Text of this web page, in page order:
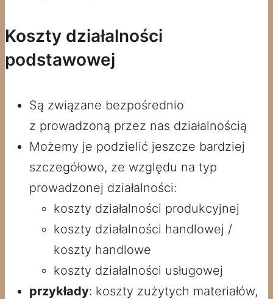
Koszty działalności
podstawowej
Są związane bezpośrednio
z prowadzoną przez nas działalnością
Możemy je podzielić jeszcze bardziej
szczegółowo, ze względu na typ
prowadzonej działalności:
koszty działalności produkcyjnej
koszty działalności handlowej /
koszty handlowe
koszty działalności usługowej
przykłady: koszty zużytych materiałów,